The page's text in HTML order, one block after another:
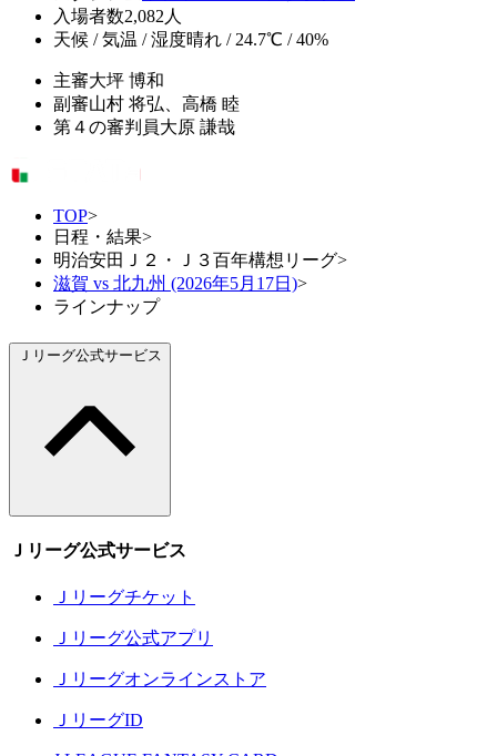
入場者数2,082人
天候 / 気温 / 湿度晴れ / 24.7℃ / 40%
主審大坪 博和
副審山村 将弘、高橋 睦
第４の審判員大原 謙哉
TOP>
日程・結果>
明治安田Ｊ２・Ｊ３百年構想リーグ>
滋賀 vs 北九州 (2026年5月17日)>
ラインナップ
Ｊリーグ公式サービス
Ｊリーグ公式サービス
Ｊリーグチケット
Ｊリーグ公式アプリ
Ｊリーグオンラインストア
ＪリーグID